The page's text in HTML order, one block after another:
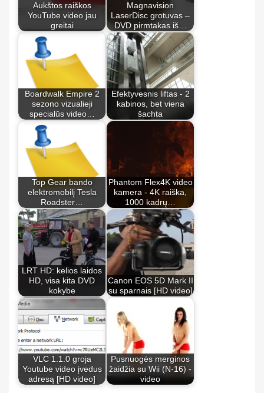
Aukštos raiškos
YouTube video jau
greitai
Magnavision
LaserDisc grotuvas –
DVD pirmtakas iš…
Boardwalk Empire 2
sezono vizualieji
specialūs video…
Efektyvesnis liftas - 2
kabinos, bet viena
šachta
Top Gear bando
elektromobilį Tesla
Roadster…
Phantom Flex4K video
kamera - 4K raiška,
1000 kadrų…
LRT HD: kelios laidos
HD, visa kita DVD
kokybe
Canon EOS 5D Mark II
su sparnais [HD video]
VLC 1.1.0 groja
Youtube video įvedus
adresą [HD video]
Pusnuogės merginos
žaidžia su Wii (N-16) -
video